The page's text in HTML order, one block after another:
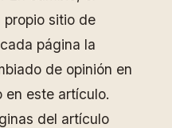
propio sitio de
página la
de opinión en
en este artículo.
del artículo